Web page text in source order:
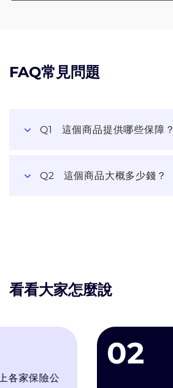
FAQ常見問題
Q1 這個商品提供哪些保障？
Q2 這個商品大概多少錢？
看看大家怎麼說
險公
02